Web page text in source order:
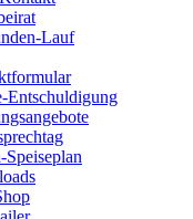
Lauf
Entschuldigung
Speiseplan